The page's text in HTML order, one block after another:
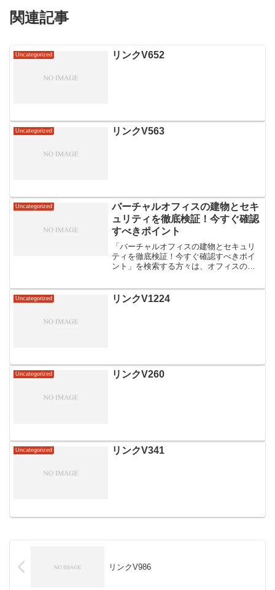
関連記事
Uncategorized リンクV652
Uncategorized リンクV563
Uncategorized
バーチャルオフィスの建物とセキ
ュリティを徹底検証！今すぐ確認
すべきポイント
「バーチャルオフィスの建物とセキュリ
ティを徹底検証！今すぐ確認すべきポイ
ント」を検索する方々は、オフィスのセ
ティ対策は本当に万全なのだろうか？」
という心配もあるかもしれ...
Uncategorized リンクV1224
Uncategorized リンクV260
Uncategorized リンクV341
リンクV986